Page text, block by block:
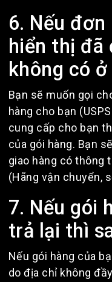
6. Nếu
hiển thị đã
không có
Bạn sẽ muốn gọi
hàng cho bạn
cung cấp cho bạn
của gói hàng. Bạn
giao hàng có thông
(Hãng vận chuyển,
7. Nếu gói
trả lại thì
Nếu gói hàng của
do địa chỉ không